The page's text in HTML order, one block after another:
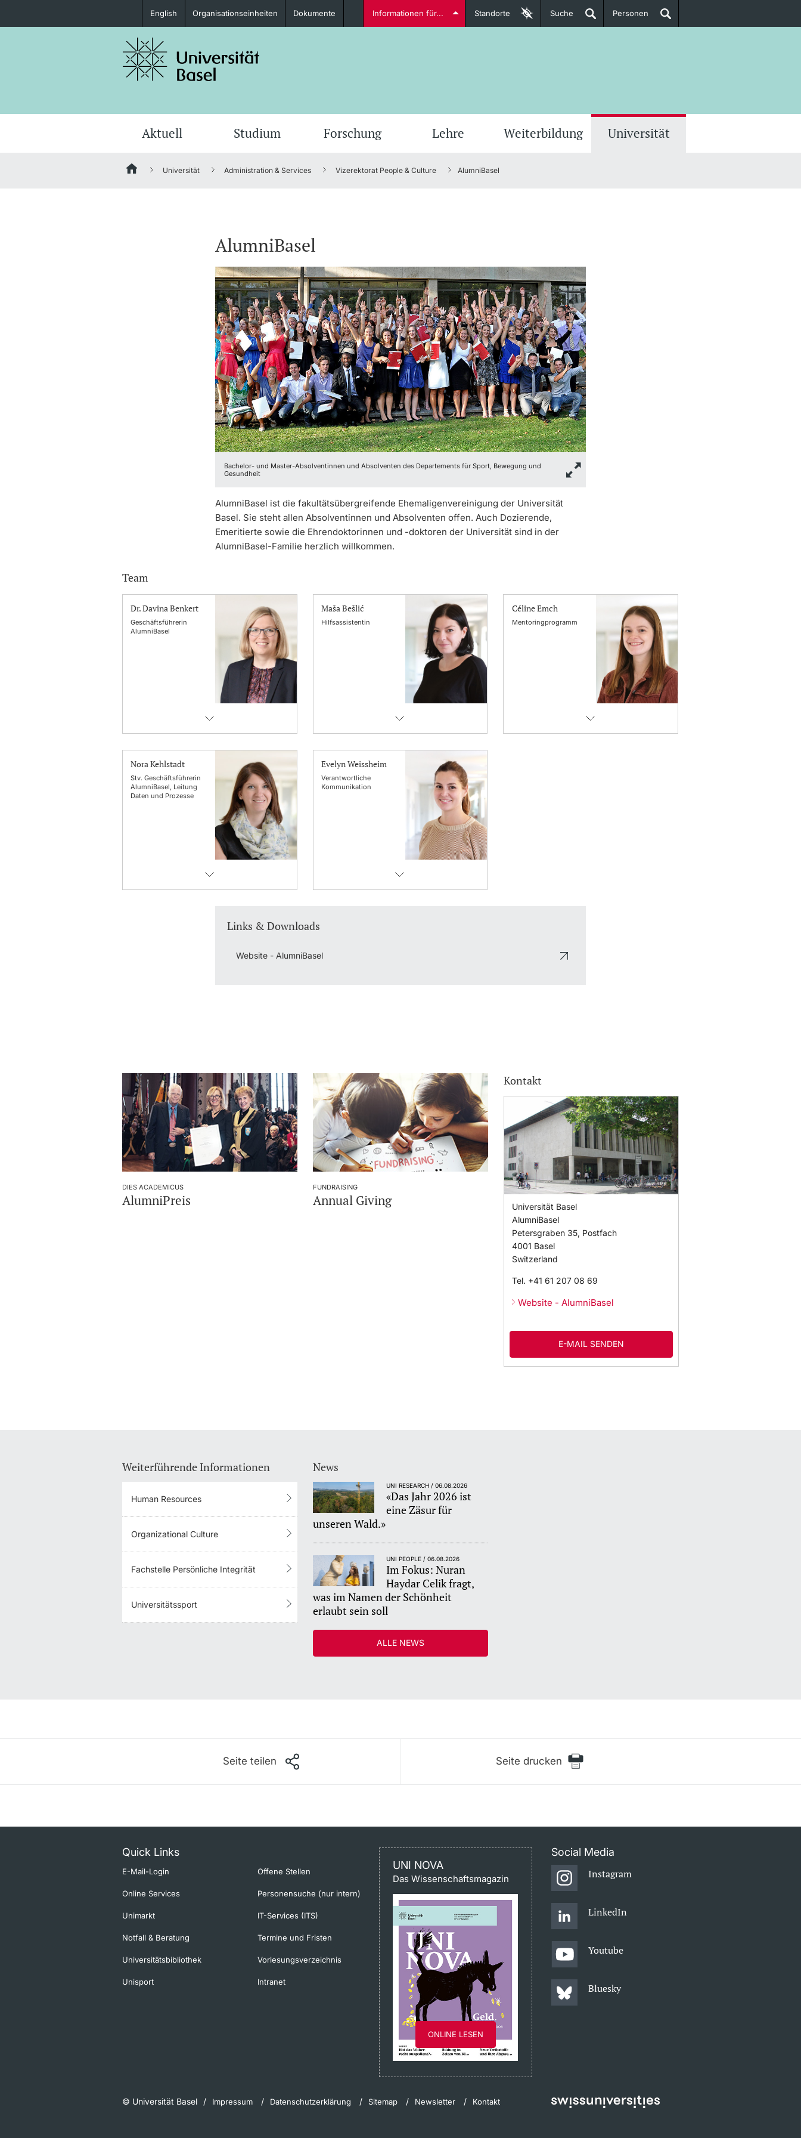
Studieninteressierte
Fördernde & Alumni Dozierende
English Organisationseinheiten Dokumente Informationen für... Standorte Suche Personen
Aktuell Studium Forschung Lehre Weiterbildung Universität
Universität Administration & Services Vizerektorat People & Culture AlumniBasel
AlumniBasel
Bachelor- und Master-Absolventinnen und Absolventen des Departements für Sport, Bewegung und
Gesundheit
AlumniBasel ist die fakultätsübergreifende Ehemaligenvereinigung der Universität
Basel. Sie steht allen Absolventinnen und Absolventen offen. Auch Dozierende,
Emeritierte sowie die Ehrendoktorinnen und -doktoren der Universität sind in der
AlumniBasel-Familie herzlich willkommen.
Team
Dr. Davina Benkert
Geschäftsführerin
AlumniBasel
Maša Bešlić
Hilfsassistentin
Céline Emch
Mentoringprogramm
Nora Kehlstadt
Stv. Geschäftsführerin
AlumniBasel, Leitung
Daten und Prozesse
Evelyn Weissheim
Verantwortliche
Kommunikation
Links & Downloads
Website - AlumniBasel
DIES ACADEMICUS
AlumniPreis
FUNDRAISING
Annual Giving
Kontakt
Universität Basel
AlumniBasel
Petersgraben 35, Postfach
4001 Basel
Switzerland
Tel. +41 61 207 08 69
Website - AlumniBasel
E-MAIL SENDEN
Weiterführende Informationen
Human Resources
Organizational Culture
Fachstelle Persönliche Integrität
Universitätssport
News
UNI RESEARCH / 06.08.2026
«Das Jahr 2026 ist
eine Zäsur für
unseren Wald.»
UNI PEOPLE / 06.08.2026
Im Fokus: Nuran
Haydar Celik fragt,
was im Namen der Schönheit
erlaubt sein soll
ALLE NEWS
Seite teilen Seite drucken
Quick Links
E-Mail-Login Offene Stellen
Online Services Personensuche (nur intern)
Unimarkt IT-Services (ITS)
Notfall & Beratung Termine und Fristen
Universitätsbibliothek Vorlesungsverzeichnis
Unisport Intranet
UNI NOVA
Das Wissenschaftsmagazin
ONLINE LESEN
Social Media
Instagram
LinkedIn
Youtube
Bluesky
© Universität Basel Impressum Datenschutzerklärung Sitemap Newsletter Kontakt